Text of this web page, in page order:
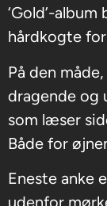
‘Gold’-
hårdkogte
På den
dragende og
som læser
Både for
Eneste anke
udenfor